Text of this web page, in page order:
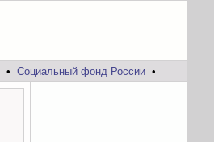
• Социальный фонд России •